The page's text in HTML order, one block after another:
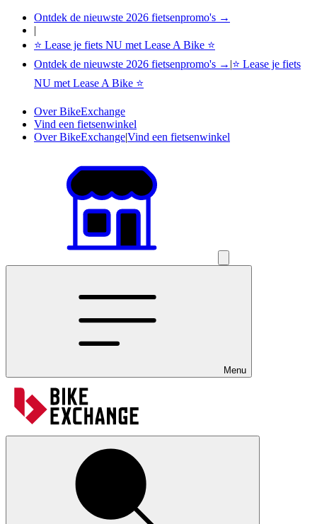
Ontdek de nieuwste 2026 fietsenpromo's →
|
⭐ Lease je fiets NU met Lease A Bike ⭐
Ontdek de nieuwste 2026 fietsenpromo's → |⭐ Lease je fiets
NU met Lease A Bike ⭐
Over BikeExchange
Vind een fietsenwinkel
Over BikeExchange|Vind een fietsenwinkel
Menu